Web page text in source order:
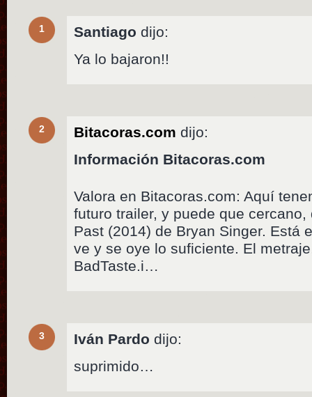
1 Santiago dijo:
Ya lo bajaron!!
2 Bitacoras.com dijo:
Información Bitacoras.com
Valora en Bitacoras.com: Aquí
futuro trailer, y puede que
Past (2014) de Bryan Singer. Está
ve y se oye lo suficiente. El
BadTaste.i…
3 Iván Pardo dijo:
suprimido…